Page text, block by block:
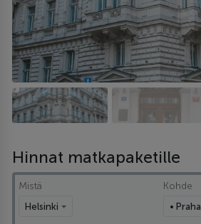
Hinnat matkapaketille
Mistä
Helsinki
Kohde
• Praha